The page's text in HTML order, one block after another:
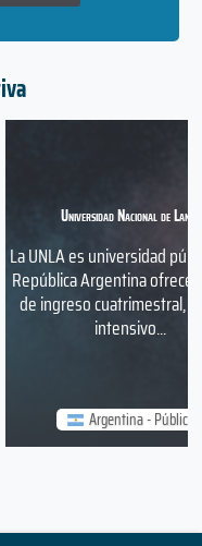
Argentina - Pública
Universidad Nacional de Lanús
La UNLA es universidad
República Argentina ofrece
de ingreso cuatrimestral,
intensivo...